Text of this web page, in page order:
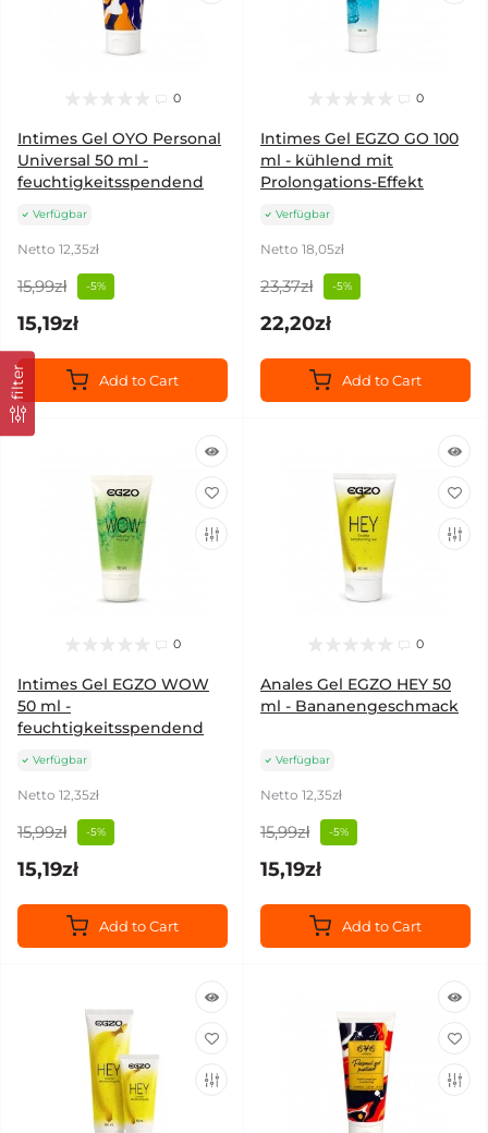
filter
0
Intimes Gel OYO Personal
Universal 50 ml -
feuchtigkeitsspendend
Verfügbar
Netto 12,35zł
15,99zł -5%
15,19zł
Add to Cart
0
Intimes Gel EGZO GO 100
ml - kühlend mit
Prolongations-Effekt
Verfügbar
Netto 18,05zł
23,37zł -5%
22,20zł
Add to Cart
0
Intimes Gel EGZO WOW
50 ml -
feuchtigkeitsspendend
Verfügbar
Netto 12,35zł
15,99zł -5%
15,19zł
Add to Cart
0
Anales Gel EGZO HEY 50
ml - Bananengeschmack
Verfügbar
Netto 12,35zł
15,99zł -5%
15,19zł
Add to Cart